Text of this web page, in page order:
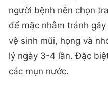
người bệnh nên chọn
để mặc nhằm tránh
vệ sinh mũi, họng và
lý ngày 3-4 lần. Đặc
các mụn nước.